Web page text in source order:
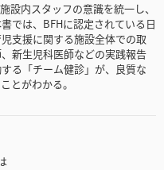
設内スタッフの意識を統一し、
では、BFHに認定されている日
支援に関する施設全体での取
新生児科医師などの実践報告
る「チーム健診」が、良質な
とがわかる。